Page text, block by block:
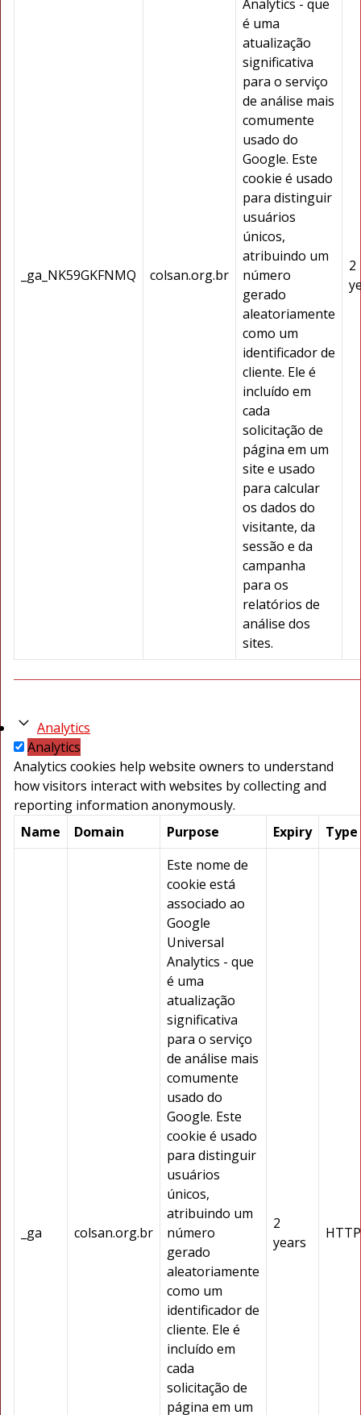
_ga_NK59GKFNMQ colsan.org.br
Analytics - que
é uma
atualização
significativa
para o serviço
de análise mais
comumente
usado do
Google. Este
cookie é usado
para distinguir
usuários
únicos,
atribuindo um
número
gerado
aleatoriamente
como um
identificador de
cliente. Ele é
incluído em
cada
solicitação de
página em um
site e usado
para calcular
os dados do
visitante, da
sessão e da
campanha
para os
relatórios de
análise dos
sites.
2
Analytics
Analytics
Analytics cookies help website owners to understand
how visitors interact with websites by collecting and
reporting information anonymously.
Name
Domain Purpose Expiry Type
_ga colsan.org.br
Este nome de
cookie está
associado ao
Google
Universal
Analytics - que
é uma
atualização
significativa
para o serviço
de análise mais
comumente
usado do
Google. Este
cookie é usado
para distinguir
usuários
únicos,
atribuindo um
número
gerado
aleatoriamente
como um
identificador de
cliente. Ele é
incluído em
cada
solicitação de
página em um
2
years
HTTP